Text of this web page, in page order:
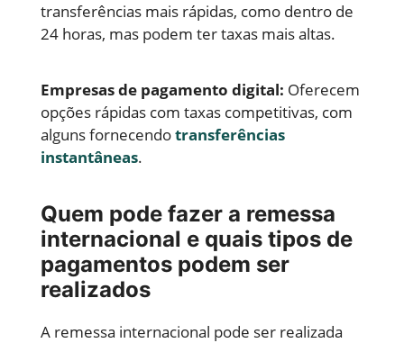
transferências mais rápidas, como dentro de
24 horas, mas podem ter taxas mais altas.
Empresas de pagamento digital: Oferecem
opções rápidas com taxas competitivas, com
alguns fornecendotransferências
instantâneas.
Quem pode fazer a remessa
internacional e quais tipos de
pagamentos podem ser
realizados
A remessa internacional pode ser realizada